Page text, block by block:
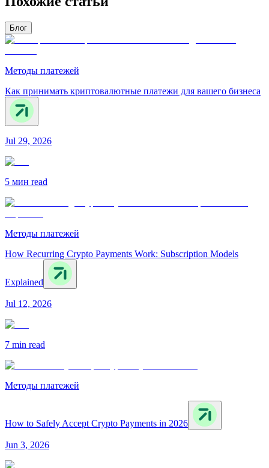
Блог
Методы платежей
Как принимать криптовалютные платежи для вашего бизнеса
Jul 29, 2026
5 мин read
Методы платежей
How Recurring Crypto Payments Work: Subscription Models
Explained
Jul 12, 2026
7 min read
Методы платежей
How to Safely Accept Crypto Payments in 2026
Jun 3, 2026